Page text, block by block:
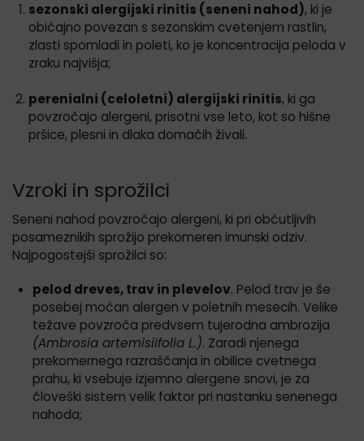
sezonski alergijski rinitis (seneni nahod), ki je
običajno povezan s sezonskim cvetenjem rastlin,
zlasti spomladi in poleti, ko je koncentracija peloda v
zraku najvišja;
perenialni (celoletni) alergijski rinitis, ki ga
povzročajo alergeni, prisotni vse leto, kot so hišne
pršice, plesni in dlaka domačih živali.
Vzroki in sprožilci
Seneni nahod povzročajo alergeni, ki pri občutljivih
posameznikih sprožijo prekomeren imunski odziv.
Najpogostejši sprožilci so:
pelod dreves, trav in plevelov. Pelod trav je še
posebej močan alergen v poletnih mesecih. Velike
težave povzroča predvsem tujerodna ambrozija
(Ambrosia artemisiifolia L.). Zaradi njenega
prekomernega razraščanja in obilice cvetnega
prahu, ki vsebuje izjemno alergene snovi, je za
človeški sistem velik faktor pri nastanku senenega
nahoda;